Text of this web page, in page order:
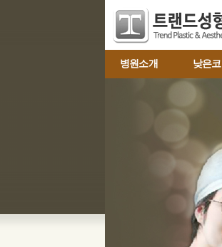
병원소개 낮은코